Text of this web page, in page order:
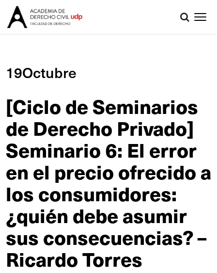
19Octubre
[Ciclo de Seminarios
de Derecho Privado]
Seminario 6: El error
en el precio ofrecido a
los consumidores:
¿quién debe asumir
sus consecuencias? –
Ricardo Torres